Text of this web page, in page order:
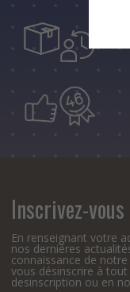
Inscrivez-
En renseignant votre
nos dernières
connaissance de notre
vous désinscrire à tout
desinscription ou en